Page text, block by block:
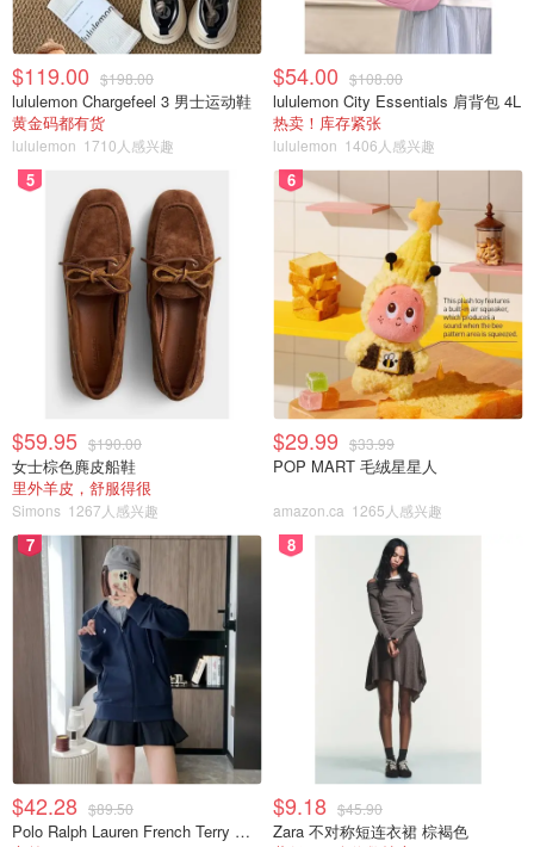
图片来自instagram 版权属于原作者
正常的炸鸡价格从$7.99的两块炸鸡套餐，到$12.99的五块
炸鸡套餐。无论那种都非常适合大家买来坐在海边一边吹吹
海风一边吃！
$119.00 $198.00
lululemon Chargefeel 3 男士运动鞋
黄金码都有货
lululemon 1710人感兴趣
$54.00 $108.00
lululemon City Essentials 肩背包 4L
热卖！库存紧张
lululemon 1406人感兴趣
5
$59.95 $190.00
女士棕色麂皮船鞋
里外羊皮，舒服得很
Simons 1267人感兴趣
6
$29.99 $33.99
POP MART 毛绒星星人
amazon.ca 1265人感兴趣
7
$42.28 $89.50
Polo Ralph Lauren French Terry 女童连帽卫衣 7-16码
8
$9.18 $45.90
Zara 不对称短连衣裙 棕褐色